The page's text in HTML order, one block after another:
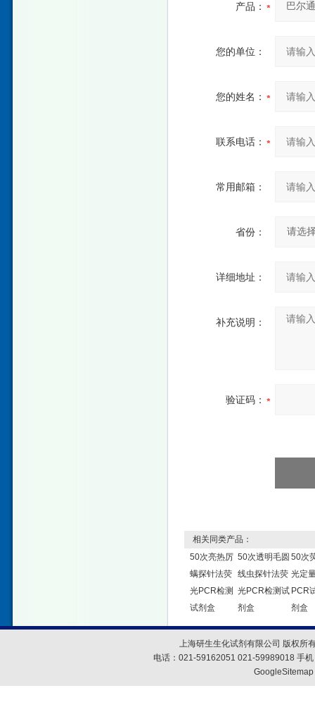
产品：
您的单位：
您的姓名：
联系电话：
常用邮箱：
省份：
详细地址：
补充说明：
验证码：
相关同类产品：
50次亮热厉
螨探针法荧
光PCR检测
试剂盒
50次透明毛圆
线虫探针法荧
光PCR检测试
剂盒
50次
光定
PCR
剂盒
上海研生生化试剂有限公司 版权所
电话：021-59162051 021-59989018 手
GoogleSitemap